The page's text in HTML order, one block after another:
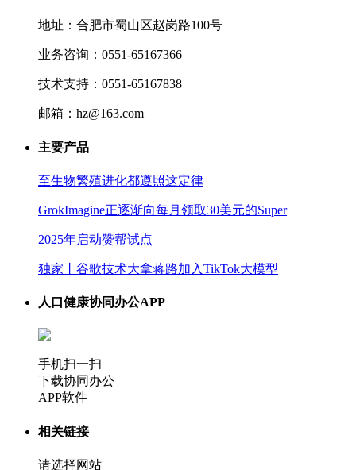
地址：合肥市蜀山区赵岗路100号
业务咨询：0551-65167366
技术支持：0551-65167838
邮箱：hz@163.com
主要产品
至生物繁殖进化都遵照这定律
GrokImagine正逐渐向每月领取30美元的Super
2025年启动赞帮试点
独家丨谷歌技术大拿蒋路加入TikTok大模型
人口健康协同办公APP
手机扫一扫
下载协同办公
APP软件
相关链接
请选择网站